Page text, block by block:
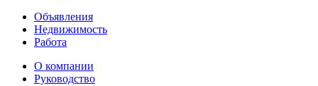
Объявления
Недвижимость
Работа
О компании
Руководство